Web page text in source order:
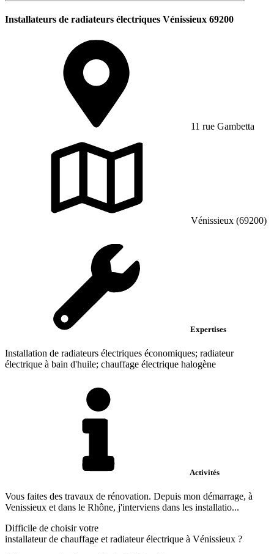
Installateurs de radiateurs électriques Vénissieux 69200
11 rue Gambetta
Vénissieux (69200)
Expertises
Installation de radiateurs électriques économiques; radiateur
électrique à bain d'huile; chauffage électrique halogène
Activités
Vous faites des travaux de rénovation. Depuis mon démarrage, à
Venissieux et dans le Rhône, j'interviens dans les installatio...
Difficile de choisir votre
installateur de chauffage et radiateur électrique à Vénissieux ?